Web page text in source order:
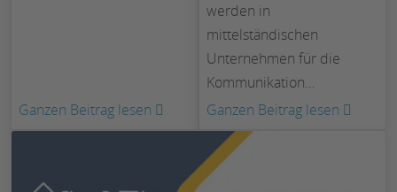
Ganzen Beitrag lesen
Abschreibungen:
Anlagegüter
richtig
werden in
mittelständischen
Unternehmen für die
Kommunikation…
Ganzen Beitrag lesen